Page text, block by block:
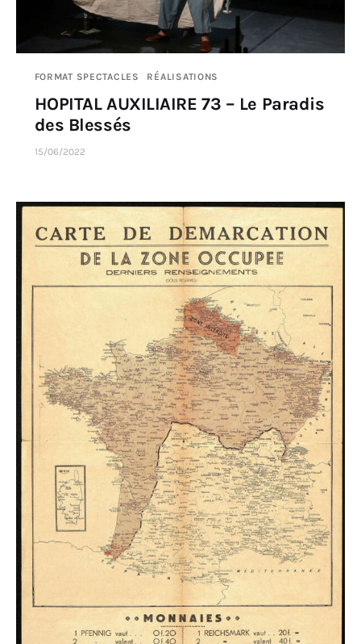
FORMAT SPECTACLES RÉALISATIONS
HOPITAL AUXILIAIRE 73 – Le Paradis
des Blessés
15/06/2022